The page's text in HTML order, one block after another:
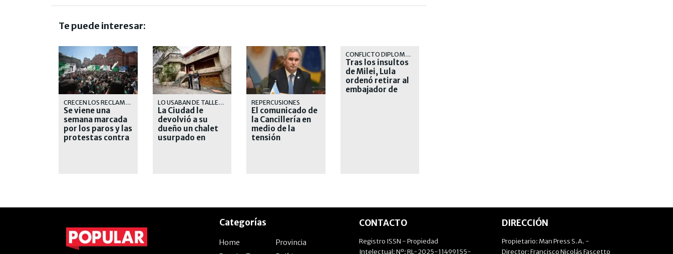
Te puede interesar:
CRECEN LOS RECLAMOS
Se viene una
semana marcada
por los paros y las
protestas contra
LO USABAN DE TALLER TEXTIL
La Ciudad le
devolvió a su
dueño un chalet
usurpado en
REPERCUSIONES
El comunicado de
la Cancillería en
medio de la
tensión
CONFLICTO DIPLOMÁTICO
Tras los insultos
de Milei, Lula
ordenó retirar al
embajador de
Categorías
Home
Provincia
CONTACTO
Registro ISSN - Propiedad
Intelectual: Nº: RL-2025-11499155-
DIRECCIÓN
Propietario: Man Press S.A. -
Director: Francisco Nicolás Fascetto